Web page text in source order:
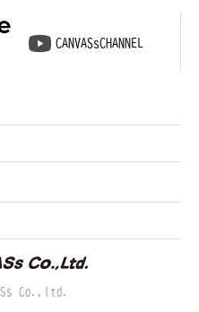
CANVASsCHANNEL
Co.,ltd.